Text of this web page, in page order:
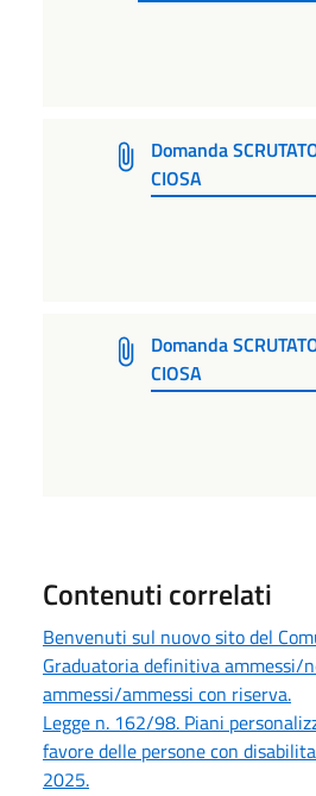
Domanda
CIOSA
Domanda
CIOSA
Contenuti correlati
Benvenuti sul nuovo sito del
Graduatoria definitiva ammessi/
ammessi/ammessi con riserva.
Legge n. 162/98. Piani
favore delle persone con
2025.